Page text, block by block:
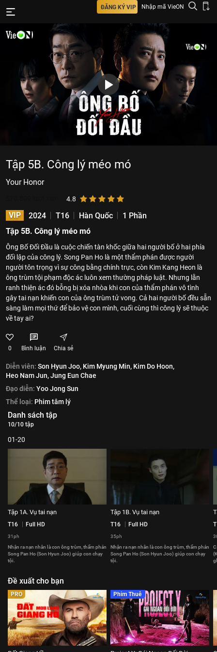
ĐĂNG KÝ VIP Nhập mã VieON
Tập 5B. Công lý méo mó
Your Honor
4.8
VIP 2024 T16 Hàn Quốc
1 Phần
Tập 5B. Công lý méo mó
Ông Bố Đối Đầu là cuộc chiến tàn khốc giữa hai người bố ở hai phía
đối lập của công lý. Song Pan Ho là một thẩm phán được người
người tôn trọng vì sự công bằng chính trực, còn Kim Kang Heon là
ông trùm tội phạm độc ác luôn xem thường pháp luật. Nhưng lằn
ranh thiện ác đó bỗng bị xóa nhòa khi con của thẩm phán vô tình
gây tai nạn khiến con của ông trùm tử vong. Cả hai người bố đều sẵn
sàng làm mọi thứ để bảo vệ con mình, cuối cùng thì công lý sẽ thuộc
về tay ai?
0 Bình luận Chia sẻ
Diễn viên: Son Hyun Joo, Kim Myung Min, Kim Do Hoon,
Heo Nam Jun,Jung Eun Chae
Đạo diễn: Yoo Jong Sun
Thể loại: Phim tâm lý
Danh sách tập
10/10 tập
01-20
Tập 1A. Vụ tai nạn
T16 Full HD
31ph
Nhận ra nạn nhân là con ông trùm, thẩm phán
Song Pan Ho (Son Hyun Joo) giúp con chạy
tội.
Tập 1B. Vụ tai nạn
T16 Full HD
35ph
Nhận ra nạn nhân là con ông trùm, thẩm phán
Song Pan Ho (Son Hyun Joo) giúp con chạy
tội.
Đề xuất cho bạn
PRO Phim Thuê